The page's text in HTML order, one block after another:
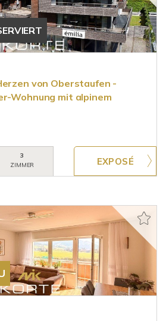
von Oberstaufen -
Wohnung mit alpinem
3
ZIMMER